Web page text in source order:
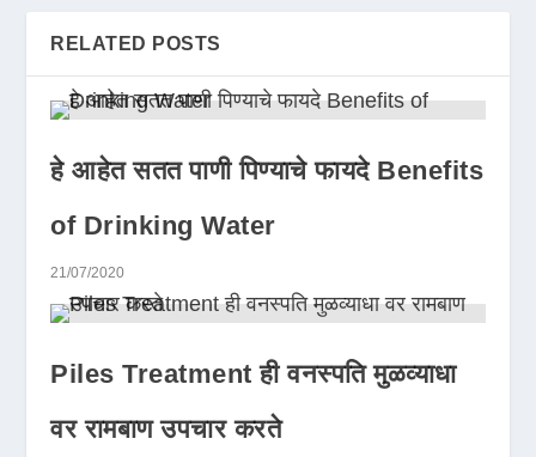
RELATED POSTS
हे आहेत सतत पाणी पिण्याचे फायदे Benefits
of Drinking Water
21/07/2020
Piles Treatment ही वनस्पति मुळव्याधा
वर रामबाण उपचार करते